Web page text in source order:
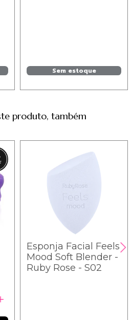
Sem estoque
produto, também
Esponja Facial Feels
Mood Soft Blender -
Ruby Rose - S02